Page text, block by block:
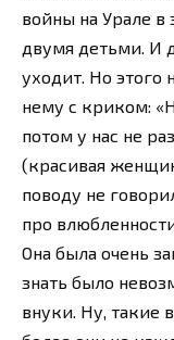
войны на Урале в
двумя детьми. И
уходит. Но этого
нему с криком:
потом у нас не
(красивая
поводу не
про
Она была очень
знать было
внуки. Ну, такие